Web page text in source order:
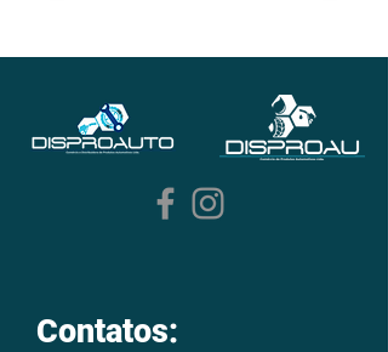
Contatos: